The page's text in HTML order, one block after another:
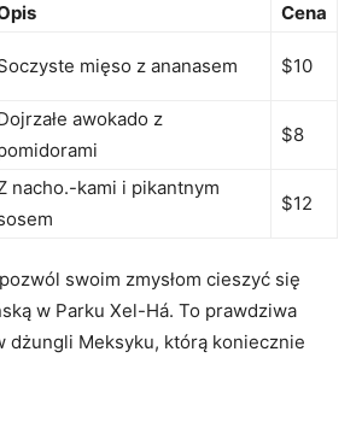
Cena
mięso z ananasem $10
awokado z
$8
nacho.-kami i pikantnym
$12
swoim⁣ zmysłom cieszyć​ się⁤
w Parku Xel-Há.⁣ To prawdziwa
dżungli Meksyku,‌ którą koniecznie